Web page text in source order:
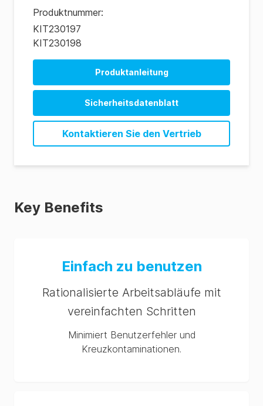
Produktnummer:
KIT230197
KIT230198
Produktanleitung
Salmonella Genus DNA Detection Test Kit (DE)
Sicherheitsdatenblatt
Kontaktieren Sie den Vertrieb
Key Benefits
Einfach zu benutzen
Rationalisierte Arbeitsabläufe mit
vereinfachten Schritten
Minimiert Benutzerfehler und
Kreuzkontaminationen.